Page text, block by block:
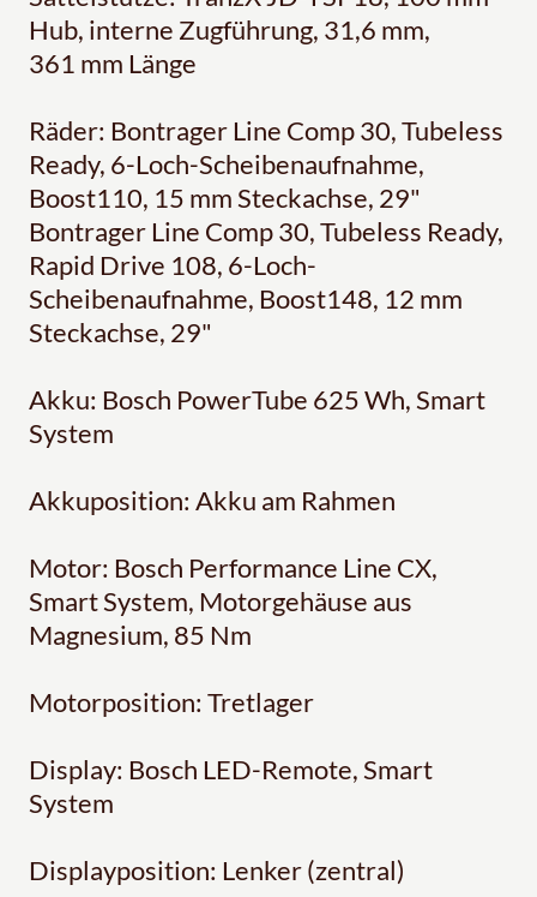
Hub, interne Zugführung, 31,6 mm,
361 mm Länge
Räder: Bontrager Line Comp 30, Tubeless
Ready, 6-Loch-Scheibenaufnahme,
Boost110, 15 mm Steckachse, 29"
Bontrager Line Comp 30, Tubeless Ready,
Rapid Drive 108, 6-Loch-
Scheibenaufnahme, Boost148, 12 mm
Steckachse, 29"
Akku: Bosch PowerTube 625 Wh, Smart
System
Akkuposition: Akku am Rahmen
Motor: Bosch Performance Line CX,
Smart System, Motorgehäuse aus
Magnesium, 85 Nm
Motorposition: Tretlager
Display: Bosch LED-Remote, Smart
System
Displayposition: Lenker (zentral)